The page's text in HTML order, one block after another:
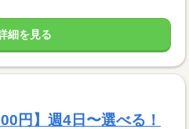
細を見る
円】週4日〜選べる！